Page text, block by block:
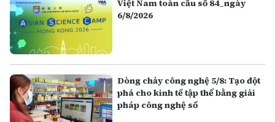
Việt Nam toàn cầu số 84_ngày
6/8/2026
Dòng chảy công nghệ 5/8: Tạo đột
phá cho kinh tế tập thể bằng giải
pháp công nghệ số